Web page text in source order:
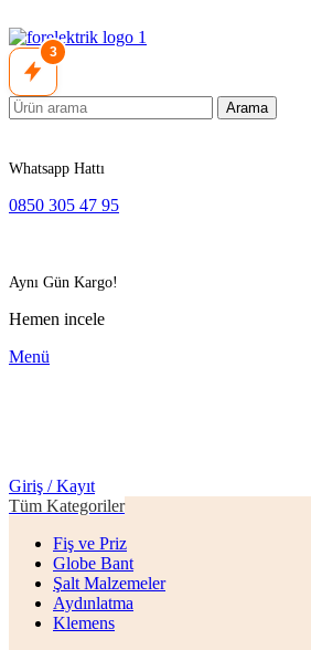
3
Arama
Whatsapp Hattı
0850 305 47 95
Aynı Gün Kargo!
Hemen incele
Menü
Giriş / Kayıt
Tüm Kategoriler
Fiş ve Priz
Globe Bant
Şalt Malzemeler
Aydınlatma
Klemens